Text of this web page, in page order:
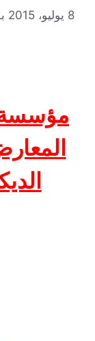
8 يوليو، 2015
مؤسسة